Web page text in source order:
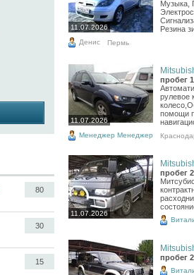
80
30
15
11.07.2026
Музыка,
Резина
Денис Пермь
11.07.2026
пробег
рулевое
помощи
Менеджер Менеджер
11.07.2026
пробег
пробег